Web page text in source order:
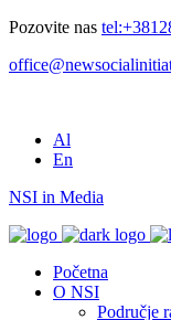
Pozovite nas
Al
En
NSI in Media
Početna
O NSI
Područje